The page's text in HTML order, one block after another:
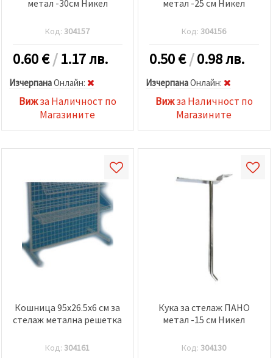
метал -30см Никел
Код:304157
0.60€/1.17 лв.
ИзчерпанаOнлайн:
Вижза Наличност по
Магазините
метал -25 см Никел
Код:304156
0.50€/0.98 лв.
ИзчерпанаOнлайн:
Вижза Наличност по
Магазините
Кошница 95x26.5x6 см за
стелаж метална решетка
Код:304161
Кука за стелаж ПАНО
метал -15 см Никел
Код:304130